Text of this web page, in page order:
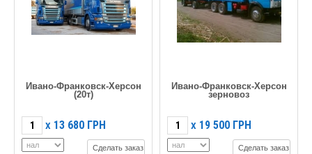
Ивано-Франковск-Херсон
(20т)
X 13 680 ГРН
Сделать заказ
Ивано-Франковск-Херсон
зерновоз
X 19 500 ГРН
Сделать заказ